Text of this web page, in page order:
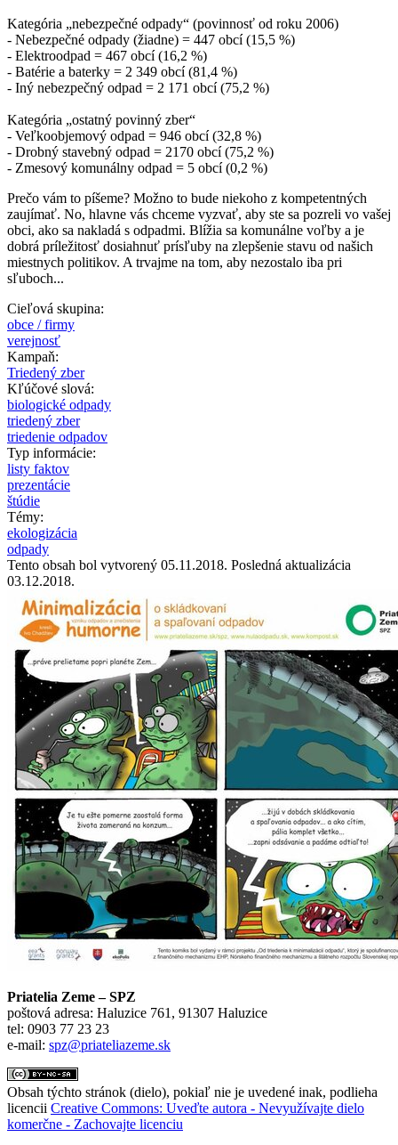
Kategória „nebezpečné odpady“ (povinnosť od roku 2006)
- Nebezpečné odpady (žiadne) = 447 obcí (15,5 %)
- Elektroodpad = 467 obcí (16,2 %)
- Batérie a baterky = 2 349 obcí (81,4 %)
- Iný nebezpečný odpad = 2 171 obcí (75,2 %)
Kategória „ostatný povinný zber“
- Veľkoobjemový odpad = 946 obcí (32,8 %)
- Drobný stavebný odpad = 2170 obcí (75,2 %)
- Zmesový komunálny odpad = 5 obcí (0,2 %)
Prečo vám to píšeme? Možno to bude niekoho z kompetentných
zaujímať. No, hlavne vás chceme vyzvať, aby ste sa pozreli vo vašej
obci, ako sa nakladá s odpadmi. Blížia sa komunálne voľby a je
dobrá príležitosť dosiahnuť prísľuby na zlepšenie stavu od našich
miestnych politikov. A trvajme na tom, aby nezostalo iba pri
sľuboch...
Cieľová skupina:
obce / firmy
verejnosť
Kampaň:
Triedený zber
Kľúčové slová:
biologické odpady
triedený zber
triedenie odpadov
Typ informácie:
listy faktov
prezentácie
štúdie
Témy:
ekologizácia
odpady
Tento obsah bol vytvorený 05.11.2018. Posledná aktualizácia
03.12.2018.
Priatelia Zeme – SPZ
poštová adresa: Haluzice 761, 91307 Haluzice
tel: 0903 77 23 23
e-mail: spz@priateliazeme.sk
Obsah týchto stránok (dielo), pokiaľ nie je uvedené inak, podlieha
licencii Creative Commons: Uveďte autora - Nevyužívajte dielo
komerčne - Zachovajte licenciu